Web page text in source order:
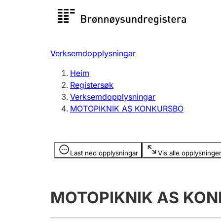
Registersøk
Registrere, endre, slette
Verksemdopplysningar
Heim
Registersøk
Verksemdopplysningar
MOTOPIKNIK AS KONKURSBO
Last ned opplysningar Vis alle opplysninger
Opplysninger er skjult
MOTOPIKNIK AS